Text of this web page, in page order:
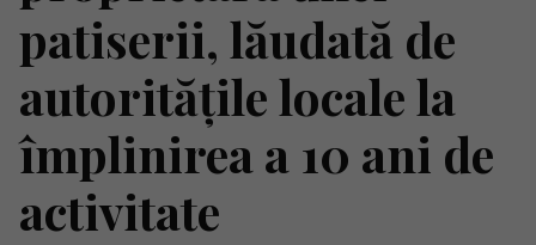
patiserii, lăudată de
autoritățile locale la
împlinirea a 10 ani de
activitate